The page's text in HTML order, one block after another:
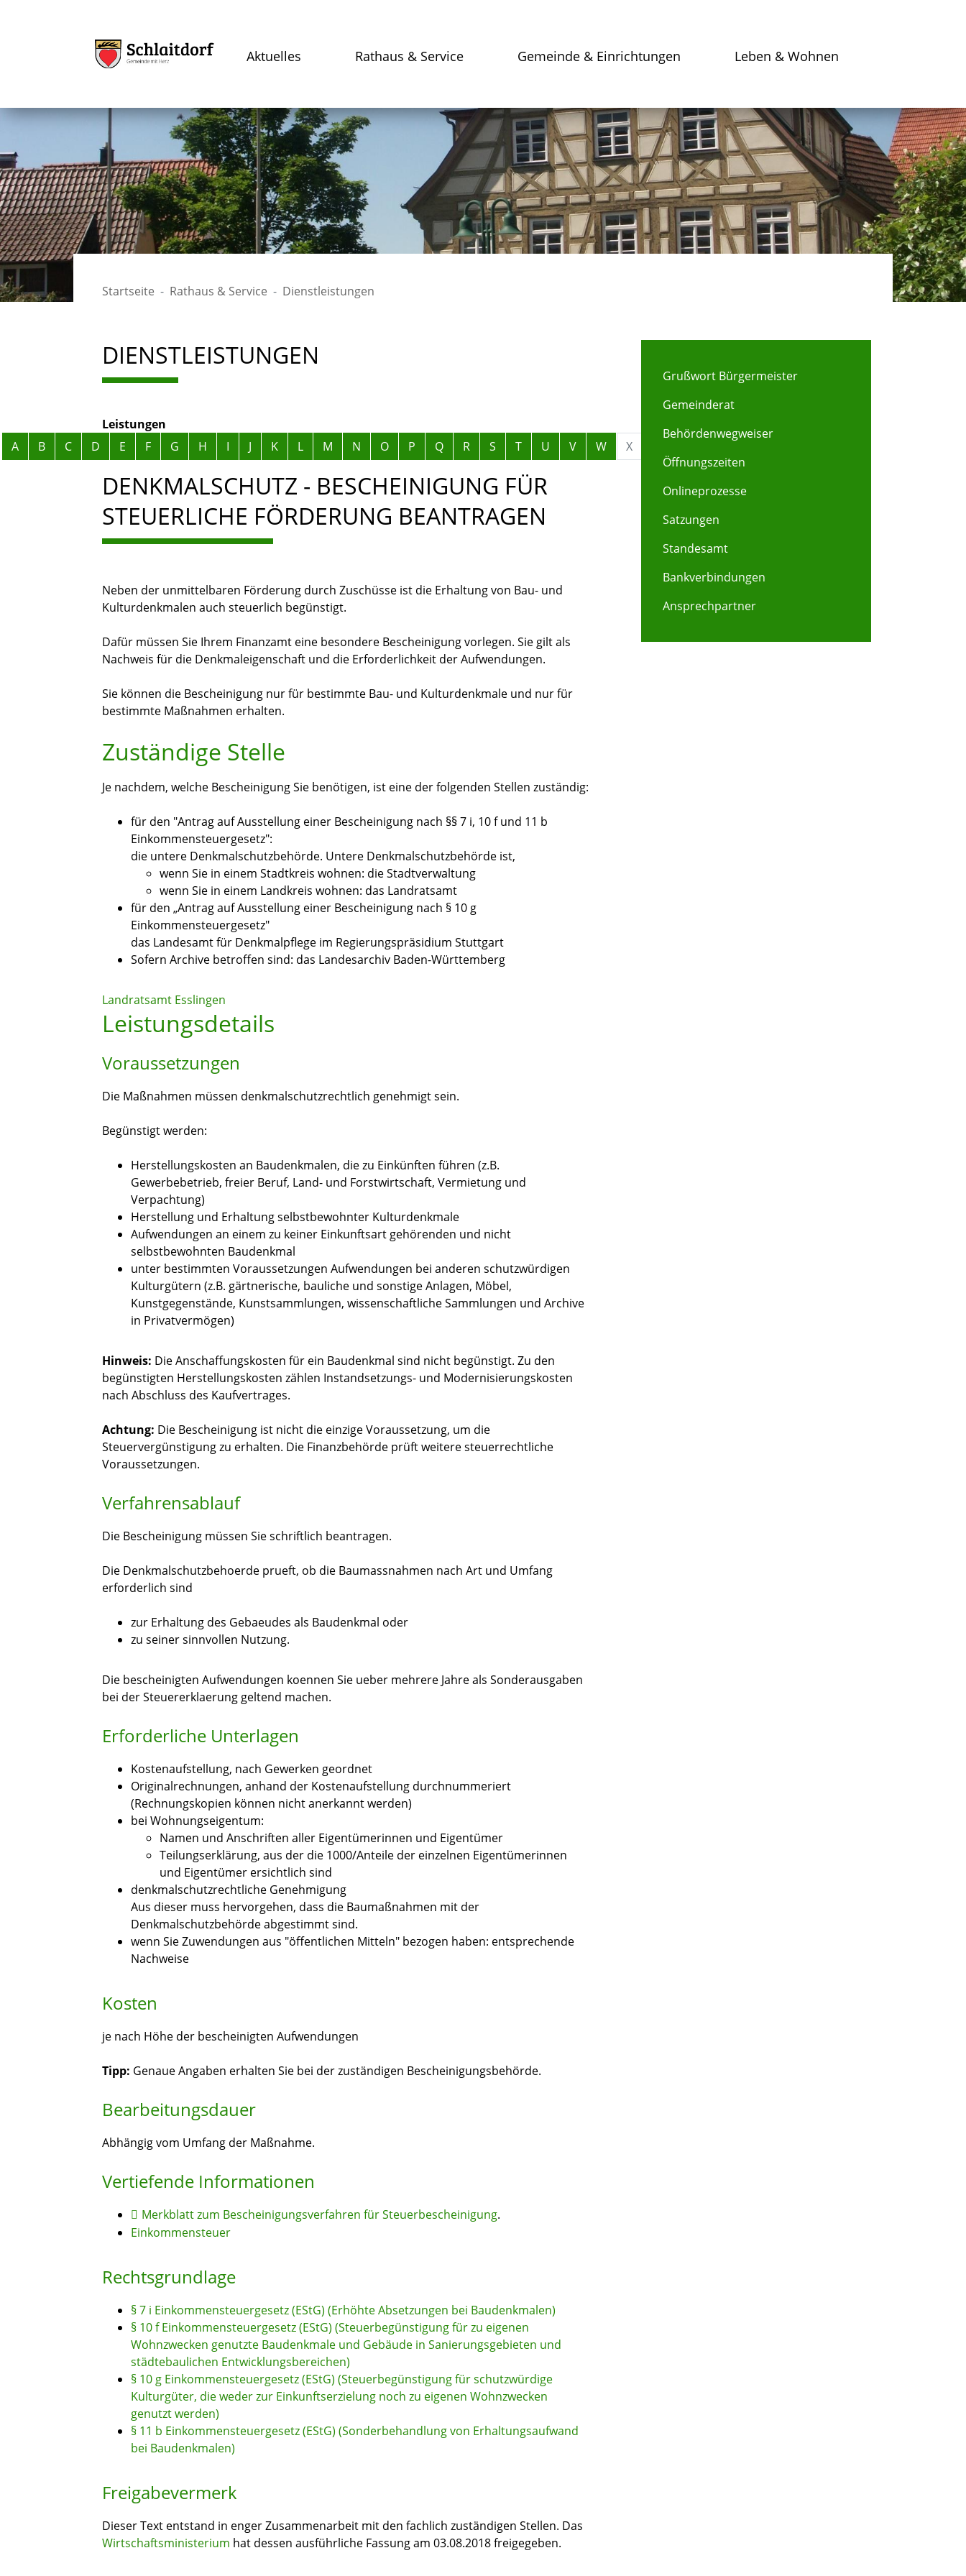
Aktuelles Rathaus & Service Gemeinde & Einrichtungen Leben & Wohnen
Startseite Rathaus & Service Dienstleistungen
DIENSTLEISTUNGEN
Leistungen
Alphabetisches Register überspringen
A B C D E F G H I J K L M N O P Q R S T U V W X
DENKMALSCHUTZ - BESCHEINIGUNG FÜR
STEUERLICHE FÖRDERUNG BEANTRAGEN
Neben der unmittelbaren Förderung durch Zuschüsse ist die Erhaltung von Bau- und
Kulturdenkmalen auch steuerlich begünstigt.
Dafür müssen Sie Ihrem Finanzamt eine besondere Bescheinigung vorlegen. Sie gilt als
Nachweis für die Denkmaleigenschaft und die Erforderlichkeit der Aufwendungen.
Sie können die Bescheinigung nur für bestimmte Bau- und Kulturdenkmale und nur für
bestimmte Maßnahmen erhalten.
Zuständige Stelle
Je nachdem, welche Bescheinigung Sie benötigen, ist eine der folgenden Stellen zuständig:
für den "Antrag auf Ausstellung einer Bescheinigung nach §§ 7 i, 10 f und 11 b
Einkommensteuergesetz":
die untere Denkmalschutzbehörde. Untere Denkmalschutzbehörde ist,
wenn Sie in einem Stadtkreis wohnen: die Stadtverwaltung
wenn Sie in einem Landkreis wohnen: das Landratsamt
für den „Antrag auf Ausstellung einer Bescheinigung nach § 10 g
Einkommensteuergesetz"
das Landesamt für Denkmalpflege im Regierungspräsidium Stuttgart
Sofern Archive betroffen sind: das Landesarchiv Baden-Württemberg
Landratsamt Esslingen
Leistungsdetails
Voraussetzungen
Die Maßnahmen müssen denkmalschutzrechtlich genehmigt sein.
Begünstigt werden:
Herstellungskosten an Baudenkmalen, die zu Einkünften führen (z.B.
Gewerbebetrieb, freier Beruf, Land- und Forstwirtschaft, Vermietung und
Verpachtung)
Herstellung und Erhaltung selbstbewohnter Kulturdenkmale
Aufwendungen an einem zu keiner Einkunftsart gehörenden und nicht
selbstbewohnten Baudenkmal
unter bestimmten Voraussetzungen Aufwendungen bei anderen schutzwürdigen
Kulturgütern (z.B. gärtnerische, bauliche und sonstige Anlagen, Möbel,
Kunstgegenstände, Kunstsammlungen, wissenschaftliche Sammlungen und Archive
in Privatvermögen)
Hinweis: Die Anschaffungskosten für ein Baudenkmal sind nicht begünstigt. Zu den
begünstigten Herstellungskosten zählen Instandsetzungs- und Modernisierungskosten
nach Abschluss des Kaufvertrages.
Achtung: Die Bescheinigung ist nicht die einzige Voraussetzung, um die
Steuervergünstigung zu erhalten. Die Finanzbehörde prüft weitere steuerrechtliche
Voraussetzungen.
Verfahrensablauf
Die Bescheinigung müssen Sie schriftlich beantragen.
Die Denkmalschutzbehoerde prueft, ob die Baumassnahmen nach Art und Umfang
erforderlich sind
zur Erhaltung des Gebaeudes als Baudenkmal oder
zu seiner sinnvollen Nutzung.
Die bescheinigten Aufwendungen koennen Sie ueber mehrere Jahre als Sonderausgaben
bei der Steuererklaerung geltend machen.
Erforderliche Unterlagen
Kostenaufstellung, nach Gewerken geordnet
Originalrechnungen, anhand der Kostenaufstellung durchnummeriert
(Rechnungskopien können nicht anerkannt werden)
bei Wohnungseigentum:
Namen und Anschriften aller Eigentümerinnen und Eigentümer
Teilungserklärung, aus der die 1000/Anteile der einzelnen Eigentümerinnen
und Eigentümer ersichtlich sind
denkmalschutzrechtliche Genehmigung
Aus dieser muss hervorgehen, dass die Baumaßnahmen mit der
Denkmalschutzbehörde abgestimmt sind.
wenn Sie Zuwendungen aus "öffentlichen Mitteln" bezogen haben: entsprechende
Nachweise
Kosten
je nach Höhe der bescheinigten Aufwendungen
Tipp: Genaue Angaben erhalten Sie bei der zuständigen Bescheinigungsbehörde.
Bearbeitungsdauer
Abhängig vom Umfang der Maßnahme.
Vertiefende Informationen
Merkblatt zum Bescheinigungsverfahren für Steuerbescheinigung.
Einkommensteuer
Rechtsgrundlage
§ 7 i Einkommensteuergesetz (EStG) (Erhöhte Absetzungen bei Baudenkmalen)
§ 10 f Einkommensteuergesetz (EStG) (Steuerbegünstigung für zu eigenen
Wohnzwecken genutzte Baudenkmale und Gebäude in Sanierungsgebieten und
städtebaulichen Entwicklungsbereichen)
§ 10 g Einkommensteuergesetz (EStG) (Steuerbegünstigung für schutzwürdige
Kulturgüter, die weder zur Einkunftserzielung noch zu eigenen Wohnzwecken
genutzt werden)
§ 11 b Einkommensteuergesetz (EStG) (Sonderbehandlung von Erhaltungsaufwand
bei Baudenkmalen)
Freigabevermerk
Dieser Text entstand in enger Zusammenarbeit mit den fachlich zuständigen Stellen. Das
Wirtschaftsministerium hat dessen ausführliche Fassung am 03.08.2018 freigegeben.
Grußwort Bürgermeister
Gemeinderat
Behördenwegweiser
Öffnungszeiten
Onlineprozesse
Satzungen
Standesamt
Bankverbindungen
Ansprechpartner